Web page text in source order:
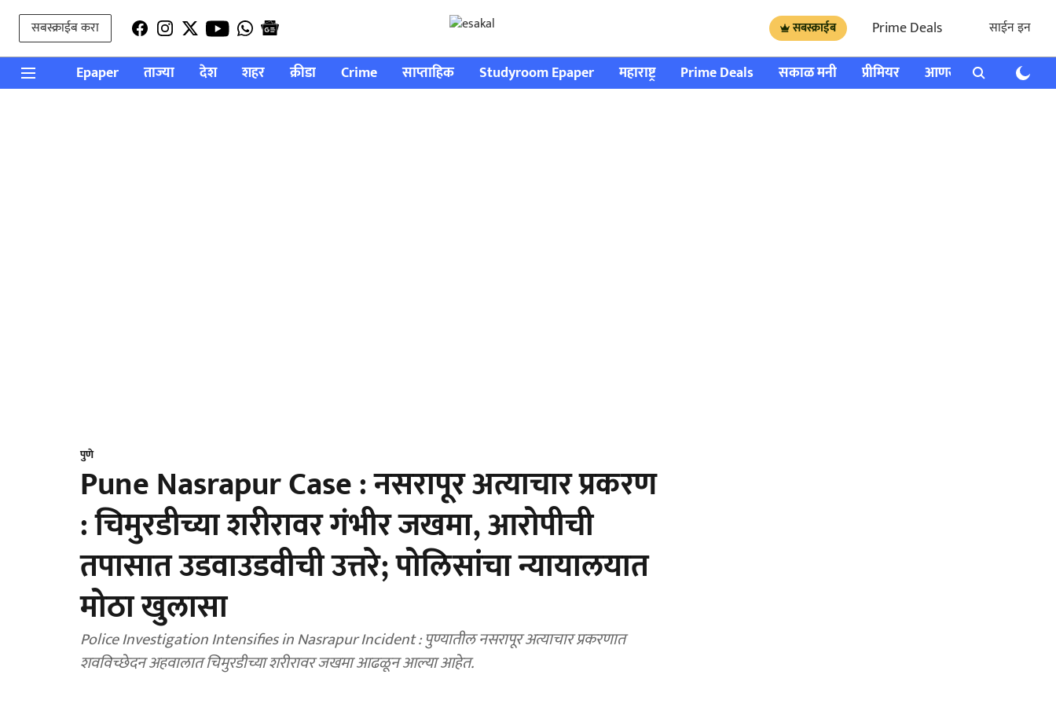
सबस्क्राईब करा सबस्क्राईब Prime Deals साईन इन
Epaper ताज्या देश शहर क्रीडा Crime साप्ताहिक Studyroom Epaper महाराष्ट्र Prime Deals सकाळ मनी प्रीमियर आणखी राशी भविष्य
पुणे
Pune Nasrapur Case : नसरापूर अत्याचार प्रकरण
: चिमुरडीच्या शरीरावर गंभीर जखमा, आरोपीची
तपासात उडवाउडवीची उत्तरे; पोलिसांचा न्यायालयात
मोठा खुलासा
Police Investigation Intensifies in Nasrapur Incident : पुण्यातील नसरापूर अत्याचार प्रकरणात
शवविच्छेदन अहवालात चिमुरडीच्या शरीरावर जखमा आढळून आल्या आहेत.